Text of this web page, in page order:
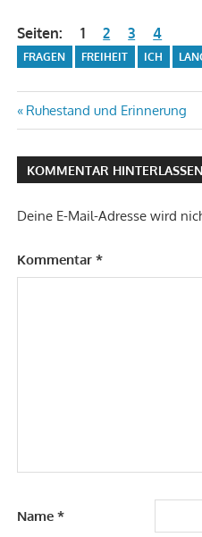
Seiten:1 2 3 4
FRAGEN FREIHEIT ICH
Vorheriger
Beitrag:
Ruhestand und Erinnerung
KOMMENTAR HINTERLASSEN
Deine E-Mail-Adresse wird
Kommentar*
Name*